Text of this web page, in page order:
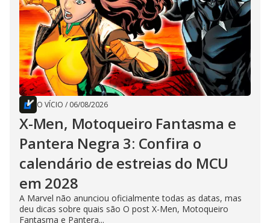
O VÍCIO / 06/08/2026
X-Men, Motoqueiro Fantasma e
Pantera Negra 3: Confira o
calendário de estreias do MCU
em 2028
A Marvel não anunciou oficialmente todas as datas, mas
deu dicas sobre quais são O post X-Men, Motoqueiro
Fantasma e Pantera...